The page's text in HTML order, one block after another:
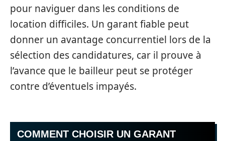
pour naviguer dans les conditions de
location difficiles. Un garant fiable peut
donner un avantage concurrentiel lors de la
sélection des candidatures, car il prouve à
l’avance que le bailleur peut se protéger
contre d’éventuels impayés.
COMMENT CHOISIR UN GARANT